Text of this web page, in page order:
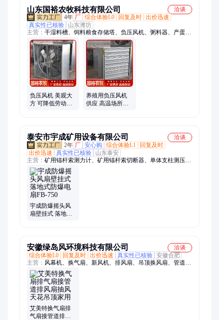
山东国裕农牧科技有限公司
洽谈
4年 厂 综合体验L0 回复及时 出价迅速
真实性已核验
山东潍坊
主营： 干湿料槽、饲料粮食存储塔、负压风机、粥料器、产蛋
箱、遮光罩、通风窗、不锈钢料槽、湿帘
负压风机 美观大
方 可降低劳动强
养殖用负压风机
供应 高温场所适
泰安市宇成矿用设备有限公司
洽谈
2年 厂 安心购 综合体验L1
回复及时
出价迅速
真实性已核验
山东泰安
主营： 矿用锚杆索测力计、矿用锚杆索切断器、单体支柱测压
仪、防爆摇头风扇、综采支架压力表、扭矩倍增放大器、环链液
压剪、顶板离层仪、水封防爆器、瓦斯管道快速排渣器、防回火
装置、矿用塑料双向拉伸防护网、煤矿井下用聚酯纤维增强防护
网、矿用聚乙烯束管、单体柱防倒硬连接装置、单体防倒链、矿
用锚索张拉机具、锚环锚具破切器、单体支柱拆柱机、孔板流量
计、防回水回气装置、负压自动放水器、矿用充气气垛气囊、矿
宇成防爆摇头风
扇壁挂式 落地式
安徽绿岛风环境科技有限公司
洽谈
综合体验L0
回复及时 出价迅速 真实性已核验 安徽合肥
主营： 风幕机、换气扇、新风机、排风扇、吊顶换风扇、管道换
风扇、管道扇、排风机、斜流风机、管道风机、静音风机、静音
送风机、暖风风帘机、管道送风机、低噪音风机、防静电离子
艾美特换气扇排
气扇接管道排风